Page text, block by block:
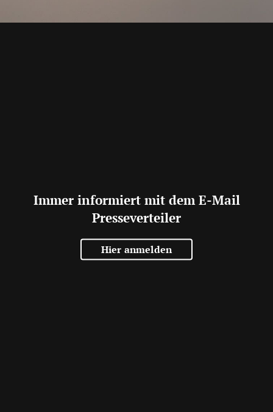
Immer informiert mit dem E-Mail
Presseverteiler
Hier anmelden